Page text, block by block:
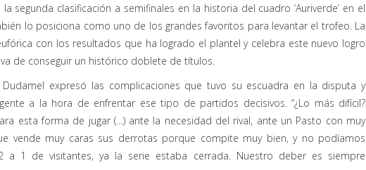
segunda clasificación a semifinales en la historia del cuadro ‘Auriverde’ en el
lo posiciona como uno de los grandes favoritos para levantar el trofeo. La
con los resultados que ha logrado el plantel y celebra este nuevo logro
de conseguir un histórico doblete de títulos.
expresó las complicaciones que tuvo su escuadra en la disputa y
a la hora de enfrentar ese tipo de partidos decisivos. “¿Lo más difícil?
esta forma de jugar (…) ante la necesidad del rival, ante un Pasto con muy
vende muy caras sus derrotas porque compite muy bien, y no podíamos
a 1 de visitantes, ya la serie estaba cerrada. Nuestro deber es siempre